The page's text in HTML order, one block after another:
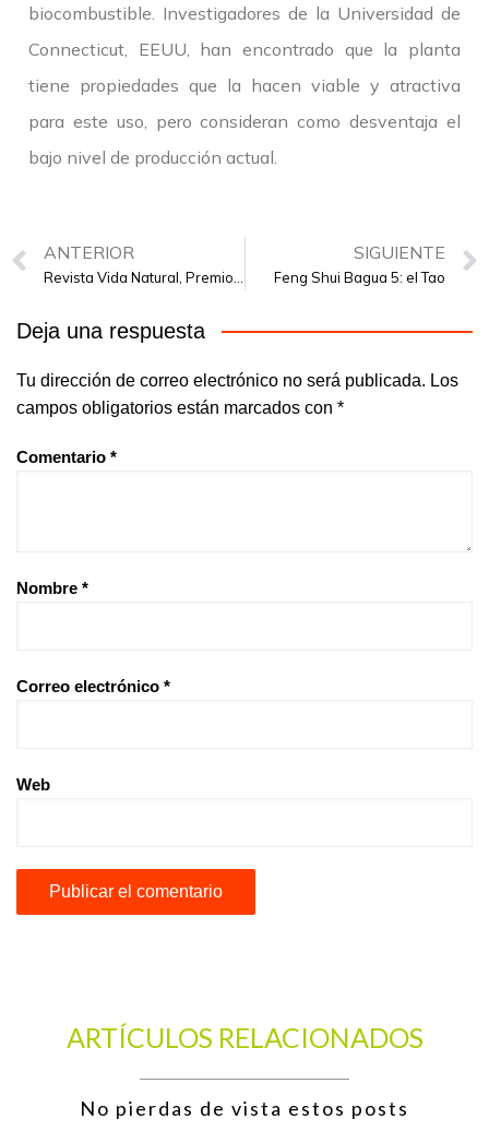
biocombustible. Investigadores de la Universidad de
Connecticut, EEUU, han encontrado que la planta
tiene propiedades que la hacen viable y atractiva
para este uso, pero consideran como desventaja el
bajo nivel de producción actual.
ANTERIOR SIGUIENTE
Feng Shui Bagua 5: el Tao
Deja una respuesta
Tu dirección de correo electrónico no será publicada. Los
campos obligatorios están marcados con *
Comentario *
Nombre *
Correo electrónico *
Web
ARTÍCULOS RELACIONADOS
No pierdas de vista estos posts